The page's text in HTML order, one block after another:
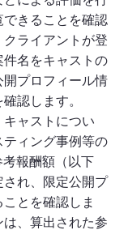
できることを確認
ライアントが登
名をキャストの
プロフィール情
認します。
ャストについ
ィング事例等の
報酬額（以下
され、限定公開プ
とを確認しま
、算出された参